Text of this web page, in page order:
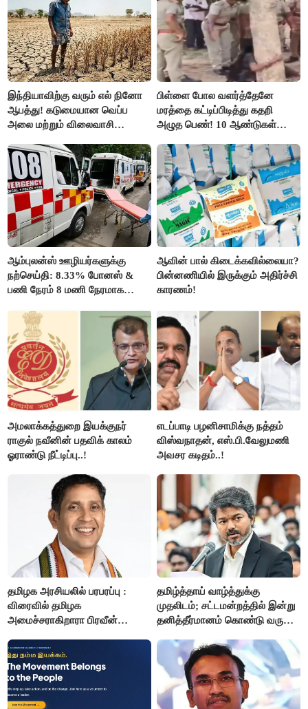
இந்தியாவிற்கு வரும் எல் நினோ
ஆபத்து! கடுமையான வெப்ப
அலை மற்றும் விலைவாசி
பிள்ளை போல வளர்த்தேனே
மரத்தை கட்டிப்பிடித்து கதறி
அழுத பெண்! 10 ஆண்டுகள்
வெட்டி சாய்ப்பு..!
ஆம்புலன்ஸ் ஊழியர்களுக்கு
நற்செய்தி: 8.33% போனஸ் &
பணி நேரம் 8 மணி நேரமாக
ஆவின் பால் கிடைக்கவில்லையா?
பின்னணியில் இருக்கும் அதிர்ச்சி
காரணம்!
அமலாக்கத்துறை இயக்குநர்
ராகுல் நவீனின் பதவிக் காலம்
ஓராண்டு நீட்டிப்பு..!
எடப்பாடி பழனிசாமிக்கு நத்தம்
விஸ்வநாதன், எஸ்.பி.வேலுமணி
அவசர கடிதம்..!
தமிழக அரசியலில் பரபரப்பு :
விரைவில் தமிழக
அமைச்சராகிறாரா பிரவீன்
தமிழ்த்தாய் வாழ்த்துக்கு
முதலிடம்; சட்டமன்றத்தில் இன்று
தனித்தீர்மானம் கொண்டு வரும்